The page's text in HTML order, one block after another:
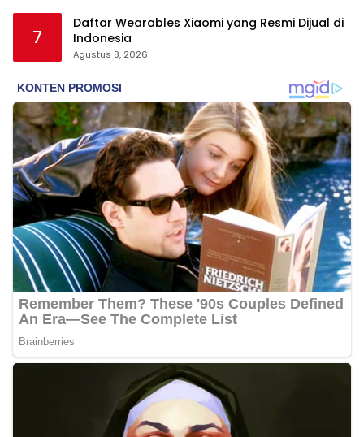
7
Daftar Wearables Xiaomi yang Resmi Dijual di
Indonesia
Agustus 8, 2026